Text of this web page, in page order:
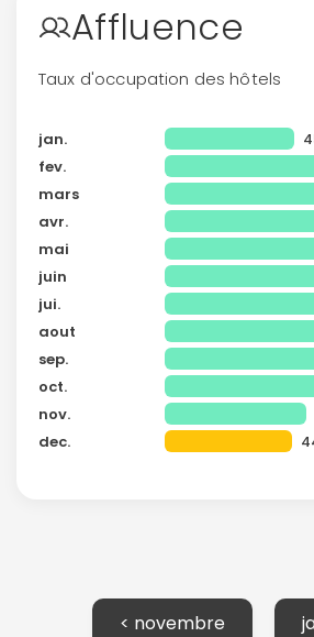
Affluence
Taux d'occupation des hôtels
jan.
fev.
mars
avr.
mai
juin
jui.
aout
sep.
oct.
nov.
dec.
< novembre
ou connectez-vous